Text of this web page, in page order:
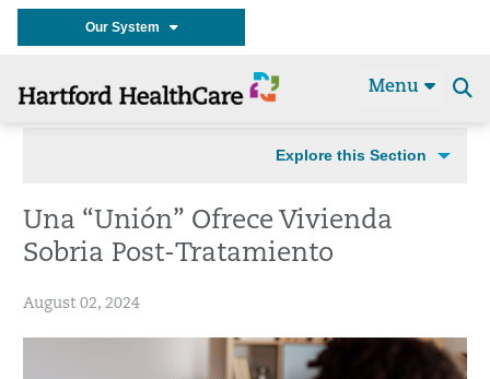
Our System
Menu
Explore this Section
Una “Unión” Ofrece Vivienda
Sobria Post-Tratamiento
August 02, 2024